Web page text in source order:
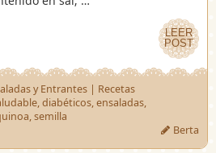
LEER
POST
LEER
POST
y Entrantes| Recetas
,diabéticos,ensaladas,
,semilla
Berta